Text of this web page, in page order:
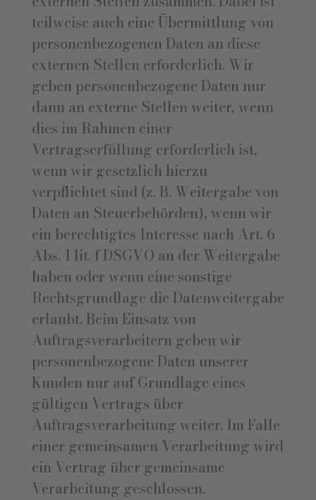
teilweise auch eine Übermittlung von
personenbezogenen Daten an diese
externen Stellen erforderlich. Wir
geben personenbezogene Daten nur
dann an externe Stellen weiter, wenn
dies im Rahmen einer
Vertragserfüllung erforderlich ist,
wenn wir gesetzlich hierzu
verpflichtet sind (z. B. Weitergabe von
Daten an Steuerbehörden), wenn wir
ein berechtigtes Interesse nach Art. 6
Abs. 1 lit. f DSGVO an der Weitergabe
haben oder wenn eine sonstige
Rechtsgrundlage die Datenweitergabe
erlaubt. Beim Einsatz von
Auftragsverarbeitern geben wir
personenbezogene Daten unserer
Kunden nur auf Grundlage eines
gültigen Vertrags über
Auftragsverarbeitung weiter. Im Falle
einer gemeinsamen Verarbeitung wird
ein Vertrag über gemeinsame
Verarbeitung geschlossen.